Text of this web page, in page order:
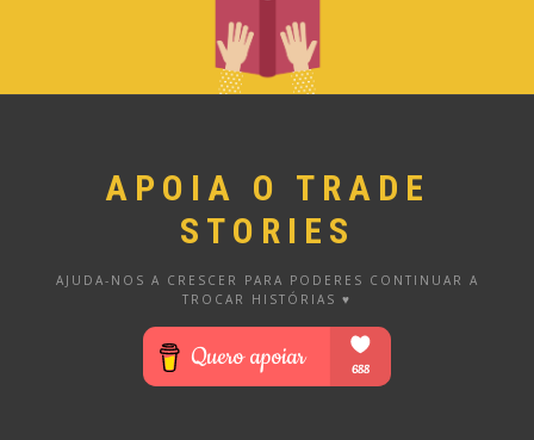
APOIA O TRADE
STORIES
AJUDA-NOS A CRESCER PARA PODERES CONTINUAR A
TROCAR HISTÓRIAS ♥